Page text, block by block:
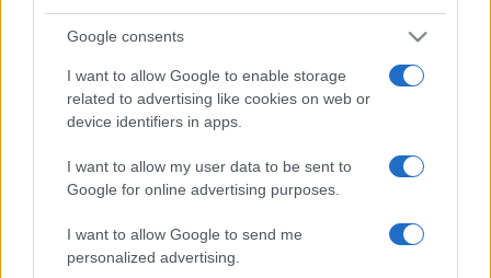
Google consents
I want to allow Google to enable storage
related to advertising like cookies on web or
device identifiers in apps.
I want to allow my user data to be sent to
Google for online advertising purposes.
I want to allow Google to send me
personalized advertising.
HÍRDETÉS
LEGOLVASOTTABB
Szerdától rárajtolhatunk a jövő nyári
foci-Eb jegyeire